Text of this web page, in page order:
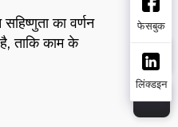
का वर्णन
ताकि काम के
फेसबुक
लिंक्डइन